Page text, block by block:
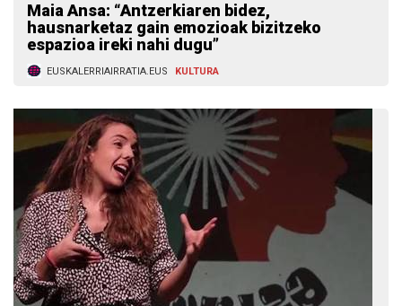
Maia Ansa: “Antzerkiaren bidez,
hausnarketaz gain emozioak bizitzeko
espazioa ireki nahi dugu”
EUSKALERRIAIRRATIA.EUS KULTURA